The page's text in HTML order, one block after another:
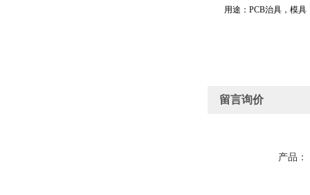
用途：PCB治具，模具
留言询价
产品：